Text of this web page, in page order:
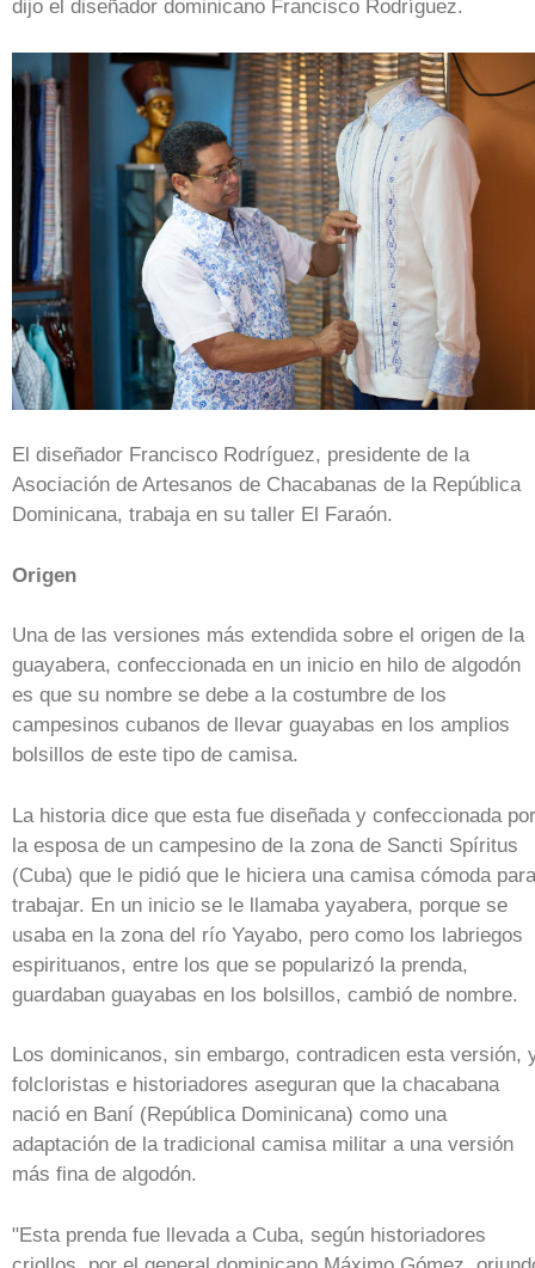
dijo el diseñador dominicano Francisco Rodríguez.
El diseñador Francisco Rodríguez, presidente de la
Asociación de Artesanos de Chacabanas de la República
Dominicana, trabaja en su taller El Faraón.
Origen
Una de las versiones más extendida sobre el origen de la
guayabera, confeccionada en un inicio en hilo de algodón
es que su nombre se debe a la costumbre de los
campesinos cubanos de llevar guayabas en los amplios
bolsillos de este tipo de camisa.
La historia dice que esta fue diseñada y confeccionada por
la esposa de un campesino de la zona de Sancti Spíritus
(Cuba) que le pidió que le hiciera una camisa cómoda para
trabajar. En un inicio se le llamaba yayabera, porque se
usaba en la zona del río Yayabo, pero como los labriegos
espirituanos, entre los que se popularizó la prenda,
guardaban guayabas en los bolsillos, cambió de nombre.
Los dominicanos, sin embargo, contradicen esta versión,
folcloristas e historiadores aseguran que la chacabana
nació en Baní (República Dominicana) como una
adaptación de la tradicional camisa militar a una versión
más fina de algodón.
"Esta prenda fue llevada a Cuba, según historiadores